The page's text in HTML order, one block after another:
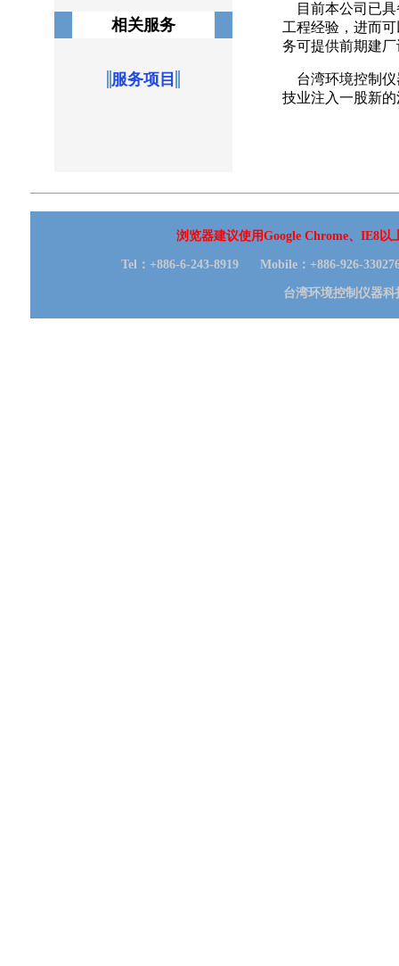
相关服务
服务项目
目前本公司已具
工程经验，进而
务可提供前期建
台湾环境控制仪
技业注入一股新
浏览器建议使用Google Chrome、IE8以
Tel：+886-6-243-8919 Mobile：+886-926-
台湾环境控制仪器